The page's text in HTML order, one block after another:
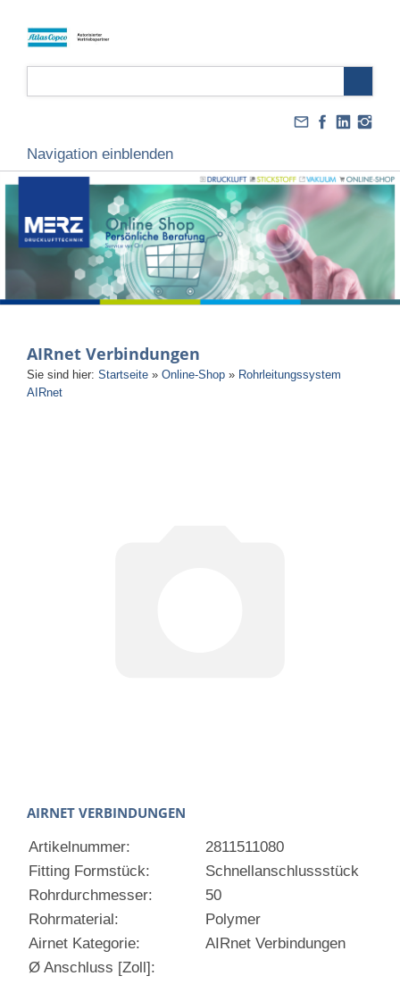
Navigation einblenden
AIRnet Verbindungen
Sie sind hier: Startseite » Online-Shop » Rohrleitungssystem
AIRnet
AIRNET VERBINDUNGEN
Artikelnummer:
2811511080
Fitting Formstück:
Schnellanschlussstück
Rohrdurchmesser:
50
Rohrmaterial:
Polymer
Airnet Kategorie:
AIRnet Verbindungen
Ø Anschluss [Zoll]: